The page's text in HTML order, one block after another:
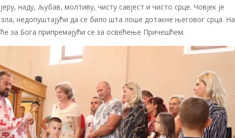
наду, љубав, молтиву, чисту савјест и чисто срце. Човјек је
зла, недопуштајући да се било шта лоше дотакне његовог срца. На
за Бога припремајући се за освећење Причешћем.